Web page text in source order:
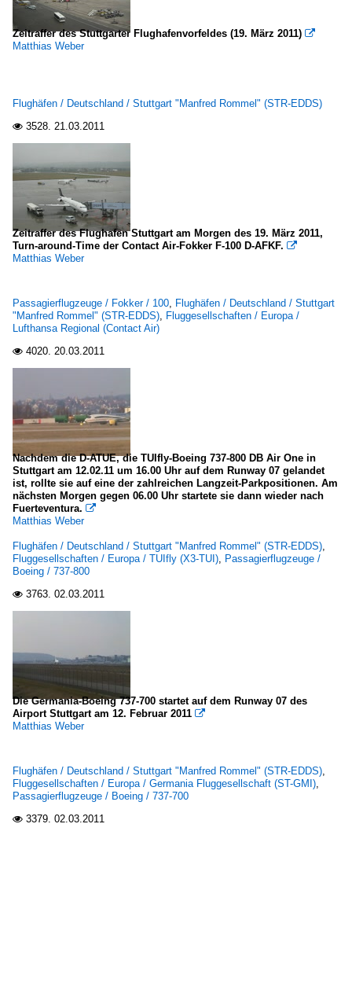
Europa
Air Berlin (AB-BER)
Blue Air (OB-BMS)
Contact Air
Germanwings (4U-GWI)
KLM-Cityhopper (WA-KLC)
Lufthansa Cargo (LH-GEC)
Lufthansa Regional (Contact Air)
TUIfly (X3-TUI)
XL Airways
Deutschland
Fracht- und Transportflugzeuge
Boeing (McDonnell Douglas)
MD-11F
Passagierflugzeuge
A 319-100
A 320-200
ATR (Avions de Transport Regional)
Boeing
2008
2009
Zeitraffer des Stuttgarter Flughafenvorfeldes (19. März 2011) 
Matthias Weber
Flughäfen / Deutschland / Stuttgart "Manfred Rommel" (STR-EDDS)
 3528. 21.03.2011
Zeitraffer des Flughafen Stuttgart am Morgen des 19. März 2011,
Turn-around-Time der Contact Air-Fokker F-100 D-AFKF. 
Matthias Weber
Passagierflugzeuge / Fokker / 100, Flughäfen / Deutschland / Stuttgart
"Manfred Rommel" (STR-EDDS), Fluggesellschaften / Europa /
Lufthansa Regional (Contact Air)
 4020. 20.03.2011
Nachdem die D-ATUE, die TUIfly-Boeing 737-800 DB Air One in
Stuttgart am 12.02.11 um 16.00 Uhr auf dem Runway 07 gelandet
ist, rollte sie auf eine der zahlreichen Langzeit-Parkpositionen. Am
nächsten Morgen gegen 06.00 Uhr startete sie dann wieder nach
Fuerteventura. 
Matthias Weber
Flughäfen / Deutschland / Stuttgart "Manfred Rommel" (STR-EDDS),
Fluggesellschaften / Europa / TUIfly (X3-TUI), Passagierflugzeuge /
Boeing / 737-800
 3763. 02.03.2011
Die Germania-Boeing 737-700 startet auf dem Runway 07 des
Airport Stuttgart am 12. Februar 2011 
Matthias Weber
Flughäfen / Deutschland / Stuttgart "Manfred Rommel" (STR-EDDS),
Fluggesellschaften / Europa / Germania Fluggesellschaft (ST-GMI),
Passagierflugzeuge / Boeing / 737-700
 3379. 02.03.2011